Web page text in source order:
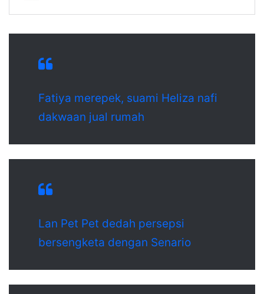
Fatiya merepek, suami Heliza nafi
dakwaan jual rumah
Lan Pet Pet dedah persepsi
bersengketa dengan Senario